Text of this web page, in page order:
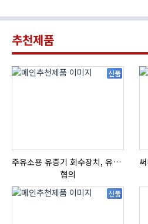
추천제품
신품
주유소용 유증기 회수장치, 유증기 회수장치, 방폭형, 방폭형 유증기 회수장치
협의
신품